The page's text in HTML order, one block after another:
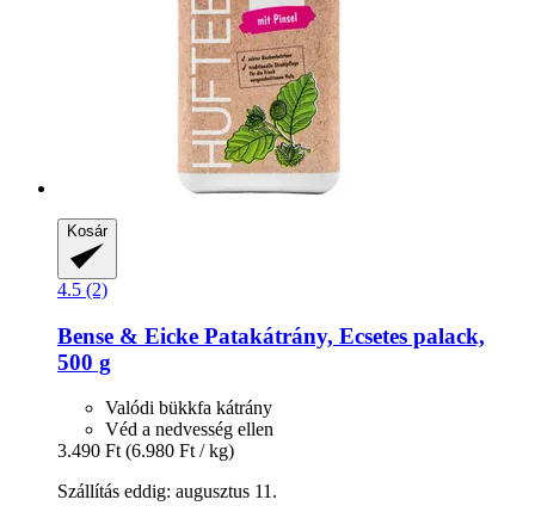
Kosár
4.5 (2)
Bense & Eicke Patakátrány, Ecsetes palack,
500 g
Valódi bükkfa kátrány
Véd a nedvesség ellen
3.490 Ft (6.980 Ft / kg)
Szállítás eddig: augusztus 11.